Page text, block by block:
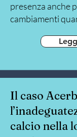
presenza anche
cambiamenti
Il caso
calcio nella